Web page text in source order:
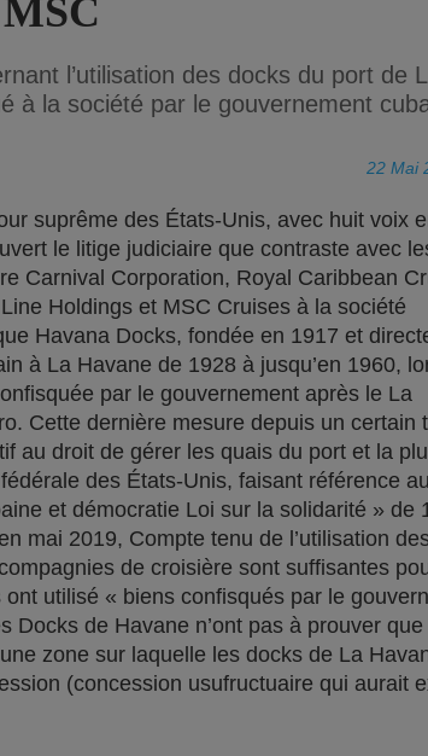
l’utilisation des docks du port de
à la société par le gouvernement
22 Mai
suprême des États-Unis, avec huit voix
le litige judiciaire que contraste avec
Carnival Corporation, Royal Caribbean
Holdings et MSC Cruises à la société
Havana Docks, fondée en 1917 et
à La Havane de 1928 à jusqu’en 1960,
par le gouvernement après le La
Cette dernière mesure depuis un certain
au droit de gérer les quais du port et la
des États-Unis, faisant référence
et démocratie Loi sur la solidarité » de
mai 2019, Compte tenu de l’utilisation
de croisière sont suffisantes
ont utilisé « biens confisqués par le
Docks de Havane n’ont pas à prouver
zone sur laquelle les docks de La
(concession usufructuaire qui aurait